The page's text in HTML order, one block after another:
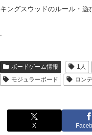
キングスウッドのルール・遊
.
ボードゲーム情報 1人
モジュラーボード
ロン
X